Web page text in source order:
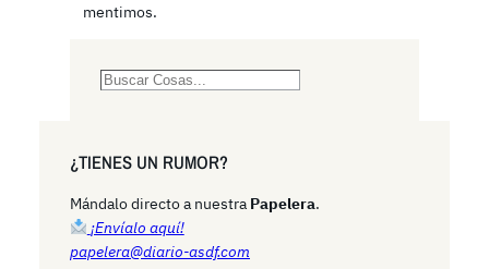
mentimos.
S
r
h
¿TIENES UN RUMOR?
Mándalo directo a nuestra Papelera.
¡Envíalo aquí!
papelera@diario-asdf.com